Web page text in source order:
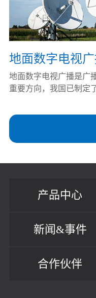
地面数字电视
地面数字电视广播是广
重要方向，我国已制定
产品中心
新闻&事件
合作伙伴